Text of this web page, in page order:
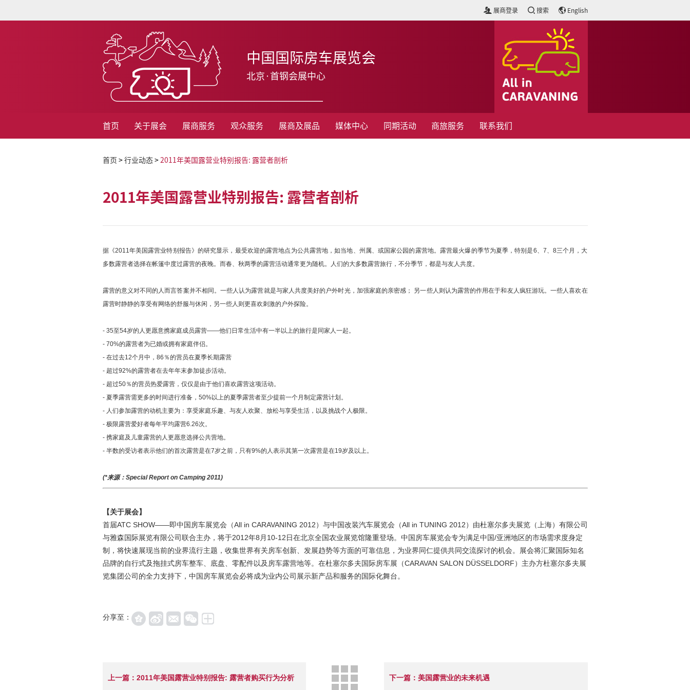
展商登录 搜索 English
中国国际房车展览会
北京·首钢会展中心
首页 关于展会 展商服务 观众服务 展商及展品 媒体中心 同期活动 商旅服务 联系我们
首页 > 行业动态> 2011年美国露营业特别报告: 露营者剖析
2011年美国露营业特别报告: 露营者剖析
据《2011年美国露营业特别报告》的研究显示，最受欢迎的露营地点为公共露营地，如当地、州属、或国家公园的露营地。露营最火爆的季节为夏季，特别是6、7、8三个月，大
多数露营者选择在帐篷中度过露营的夜晚。而春、秋两季的露营活动通常更为随机。人们的大多数露营旅行，不分季节，都是与友人共度。
露营的意义对不同的人而言答案并不相同。一些人认为露营就是与家人共度美好的户外时光，加强家庭的亲密感； 另一些人则认为露营的作用在于和友人疯狂游玩。一些人喜欢在
露营时静静的享受有网络的舒服与休闲，另一些人则更喜欢刺激的户外探险。
- 35至54岁的人更愿意携家庭成员露营——他们日常生活中有一半以上的旅行是同家人一起。
- 70%的露营者为已婚或拥有家庭伴侣。
- 在过去12个月中，86％的营员在夏季长期露营
- 超过92%的露营者在去年年末参加徒步活动。
- 超过50％的营员热爱露营，仅仅是由于他们喜欢露营这项活动。
- 夏季露营需更多的时间进行准备，50%以上的夏季露营者至少提前一个月制定露营计划。
- 人们参加露营的动机主要为：享受家庭乐趣、与友人欢聚、放松与享受生活，以及挑战个人极限。
- 极限露营爱好者每年平均露营6.26次。
- 携家庭及儿童露营的人更愿意选择公共营地。
- 半数的受访者表示他们的首次露营是在7岁之前，只有9%的人表示其第一次露营是在19岁及以上。
(*来源：Special Report on Camping 2011)
【关于展会】
首届ATC SHOW——即中国房车展览会（All in CARAVANING 2012）与中国改装汽车展览会（All in TUNING 2012）由杜塞尔多夫展览（上海）有限公司
与雅森国际展览有限公司联合主办，将于2012年8月10-12日在北京全国农业展览馆隆重登场。中国房车展览会专为满足中国/亚洲地区的市场需求度身定
制，将快速展现当前的业界流行主题，收集世界有关房车创新、发展趋势等方面的可靠信息，为业界同仁提供共同交流探讨的机会。展会将汇聚国际知名
品牌的自行式及拖挂式房车整车、底盘、零配件以及房车露营地等。在杜塞尔多夫国际房车展（CARAVAN SALON DÜSSELDORF）主办方杜塞尔多夫展
览集团公司的全力支持下，中国房车展览会必将成为业内公司展示新产品和服务的国际化舞台。
分享至：
上一篇：2011年美国露营业特别报告: 露营者购买行为分析 下一篇：美国露营业的未来机遇